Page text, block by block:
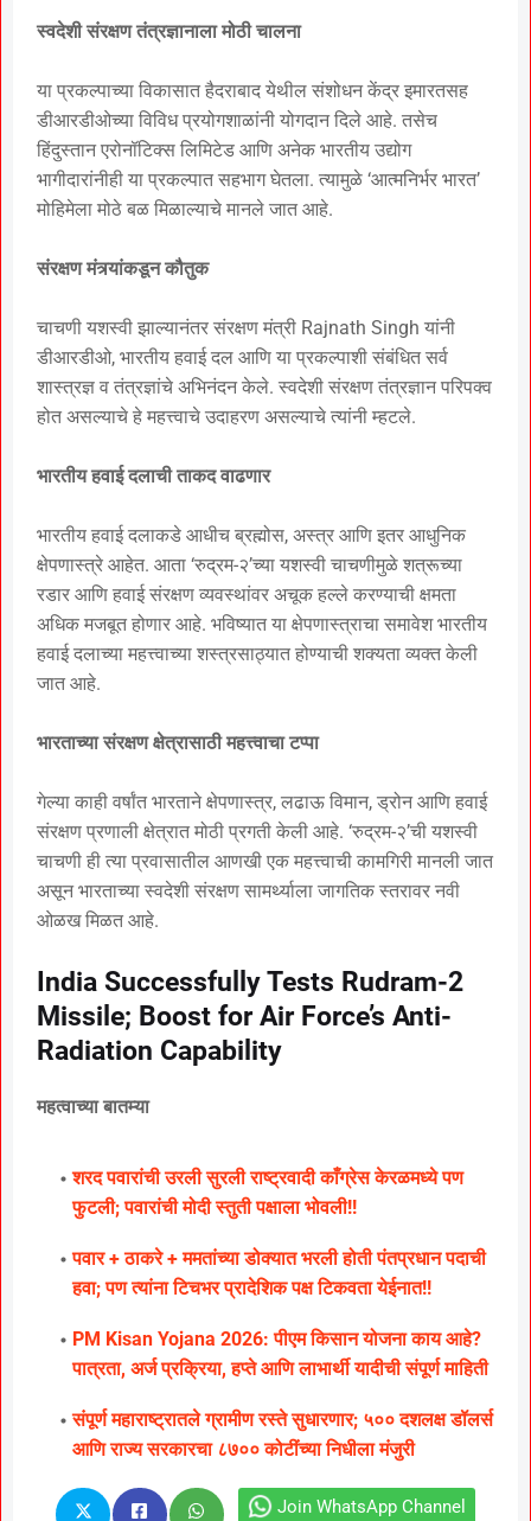
स्वदेशी संरक्षण तंत्रज्ञानाला मोठी चालना
या प्रकल्पाच्या विकासात हैदराबाद येथील संशोधन केंद्र इमारतसह
डीआरडीओच्या विविध प्रयोगशाळांनी योगदान दिले आहे. तसेच
हिंदुस्तान एरोनॉटिक्स लिमिटेड आणि अनेक भारतीय उद्योग
भागीदारांनीही या प्रकल्पात सहभाग घेतला. त्यामुळे ‘आत्मनिर्भर भारत’
मोहिमेला मोठे बळ मिळाल्याचे मानले जात आहे.
संरक्षण मंत्र्यांकडून कौतुक
चाचणी यशस्वी झाल्यानंतर संरक्षण मंत्री Rajnath Singh यांनी
डीआरडीओ, भारतीय हवाई दल आणि या प्रकल्पाशी संबंधित सर्व
शास्त्रज्ञ व तंत्रज्ञांचे अभिनंदन केले. स्वदेशी संरक्षण तंत्रज्ञान परिपक्व
होत असल्याचे हे महत्त्वाचे उदाहरण असल्याचे त्यांनी म्हटले.
भारतीय हवाई दलाची ताकद वाढणार
भारतीय हवाई दलाकडे आधीच ब्रह्मोस, अस्त्र आणि इतर आधुनिक
क्षेपणास्त्रे आहेत. आता ‘रुद्रम-२’च्या यशस्वी चाचणीमुळे शत्रूच्या
रडार आणि हवाई संरक्षण व्यवस्थांवर अचूक हल्ले करण्याची क्षमता
अधिक मजबूत होणार आहे. भविष्यात या क्षेपणास्त्राचा समावेश भारतीय
हवाई दलाच्या महत्त्वाच्या शस्त्रसाठ्यात होण्याची शक्यता व्यक्त केली
जात आहे.
भारताच्या संरक्षण क्षेत्रासाठी महत्त्वाचा टप्पा
गेल्या काही वर्षांत भारताने क्षेपणास्त्र, लढाऊ विमान, ड्रोन आणि हवाई
संरक्षण प्रणाली क्षेत्रात मोठी प्रगती केली आहे. ‘रुद्रम-२’ची यशस्वी
चाचणी ही त्या प्रवासातील आणखी एक महत्त्वाची कामगिरी मानली जात
असून भारताच्या स्वदेशी संरक्षण सामर्थ्याला जागतिक स्तरावर नवी
ओळख मिळत आहे.
India Successfully Tests Rudram-2
Missile; Boost for Air Force’s Anti-
Radiation Capability
महत्वाच्या बातम्या
शरद पवारांची उरली सुरली राष्ट्रवादी काँग्रेस केरळमध्ये पण
फुटली; पवारांची मोदी स्तुती पक्षाला भोवली!!
पवार + ठाकरे + ममतांच्या डोक्यात भरली होती पंतप्रधान पदाची
हवा; पण त्यांना टिचभर प्रादेशिक पक्ष टिकवता येईनात!!
PM Kisan Yojana 2026: पीएम किसान योजना काय आहे?
पात्रता, अर्ज प्रक्रिया, हप्ते आणि लाभार्थी यादीची संपूर्ण माहिती
संपूर्ण महाराष्ट्रातले ग्रामीण रस्ते सुधारणार; ५०० दशलक्ष डॉलर्स
आणि राज्य सरकारचा ८७०० कोटींच्या निधीला मंजुरी
Join WhatsApp Channel